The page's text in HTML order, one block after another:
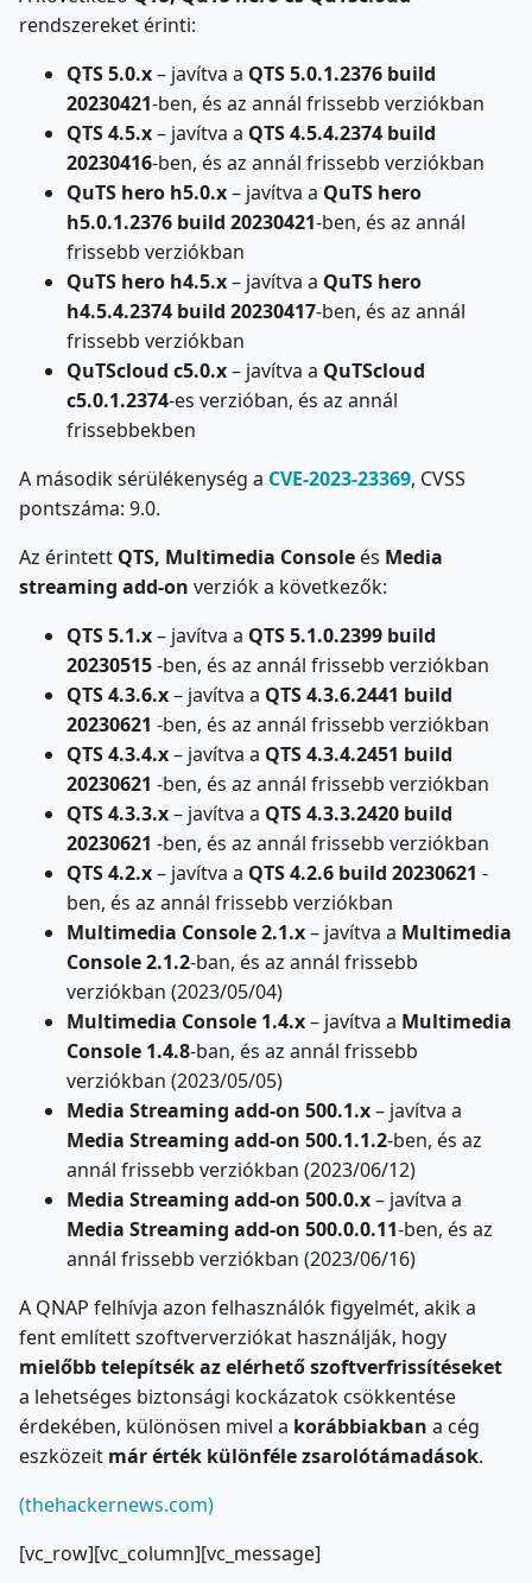
rendszereket érinti:
QTS 5.0.x– javítva a QTS 5.0.1.2376 build
20230421-ben, és az annál frissebb verziókban
QTS 4.5.x– javítva a QTS 4.5.4.2374 build
20230416-ben, és az annál frissebb verziókban
QuTS hero h5.0.x– javítva a QuTS hero
h5.0.1.2376 build 20230421-ben, és az annál
frissebb verziókban
QuTS hero h4.5.x– javítva a QuTS hero
h4.5.4.2374 build 20230417-ben, és az annál
frissebb verziókban
QuTScloud c5.0.x– javítva a QuTScloud
c5.0.1.2374-es verzióban, és az annál
frissebbekben
A második sérülékenység a CVE-2023-23369, CVSS
pontszáma: 9.0.
Az érintett QTS, Multimedia Console és Media
streaming add-on verziók a következők:
QTS 5.1.x– javítva a QTS 5.1.0.2399 build
20230515-ben, és az annál frissebb verziókban
QTS 4.3.6.x– javítva a QTS 4.3.6.2441 build
20230621 -ben, és az annál frissebb verziókban
QTS 4.3.4.x– javítva a QTS 4.3.4.2451 build
20230621 -ben, és az annál frissebb verziókban
QTS 4.3.3.x– javítva a QTS 4.3.3.2420 build
20230621 -ben, és az annál frissebb verziókban
QTS 4.2.x– javítva a QTS 4.2.6 build 20230621 -
ben, és az annál frissebb verziókban
Multimedia Console 2.1.x– javítva a Multimedia
Console 2.1.2-ban, és az annál frissebb
verziókban (2023/05/04)
Multimedia Console 1.4.x– javítva a Multimedia
Console 1.4.8-ban, és az annál frissebb
verziókban (2023/05/05)
Media Streaming add-on 500.1.x– javítva a
Media Streaming add-on 500.1.1.2-ben, és az
annál frissebb verziókban (2023/06/12)
Media Streaming add-on 500.0.x– javítva a
Media Streaming add-on 500.0.0.11-ben, és az
annál frissebb verziókban (2023/06/16)
A QNAP felhívja azon felhasználók figyelmét, akik a
fent említett szoftververziókat használják, hogy
mielőbb telepítsék az elérhető szoftverfrissítéseket
a lehetséges biztonsági kockázatok csökkentése
érdekében, különösen mivel a korábbiakban a cég
eszközeit már érték különféle zsarolótámadások.
(thehackernews.com)
[vc_row][vc_column][vc_message]